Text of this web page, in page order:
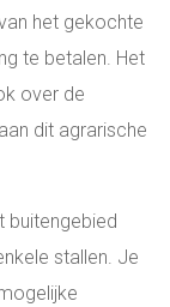
het gekochte
te betalen. Het
over de
dit agrarische
buitengebied
stallen. Je